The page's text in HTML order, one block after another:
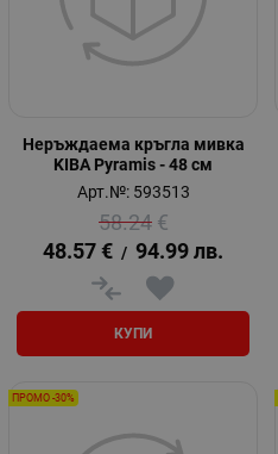
Неръждаема кръгла мивка
KIBA Pyramis - 48 см
Арт.№: 593513
58.24 €
48.57 € / 94.99 лв.
КУПИ
ПРОМО -30%